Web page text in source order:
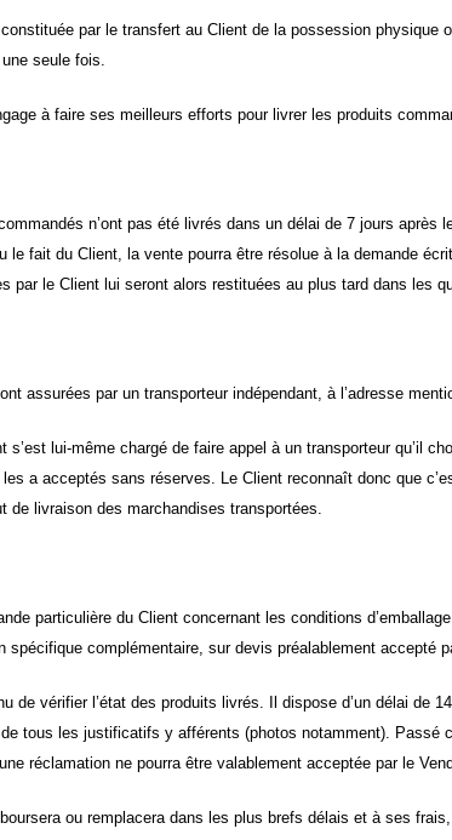
par le transfert au Client de la possession
seule fois.
à faire ses meilleurs efforts pour livrer les produits
n’ont pas été livrés dans un délai de 7 jours
le fait du Client, la vente pourra être résolue à la demande
par le Client lui seront alors restituées au plus tard dans les
assurées par un transporteur indépendant, à l’adresse
s’est lui-même chargé de faire appel à un transporteur qu’il
a acceptés sans réserves. Le Client reconnaît donc que
de livraison des marchandises transportées.
particulière du Client concernant les conditions
spécifique complémentaire, sur devis préalablement accepté
de vérifier l’état des produits livrés. Il dispose d’un délai de
tous les justificatifs y afférents (photos notamment).
réclamation ne pourra être valablement acceptée par le
ou remplacera dans les plus brefs délais et à ses